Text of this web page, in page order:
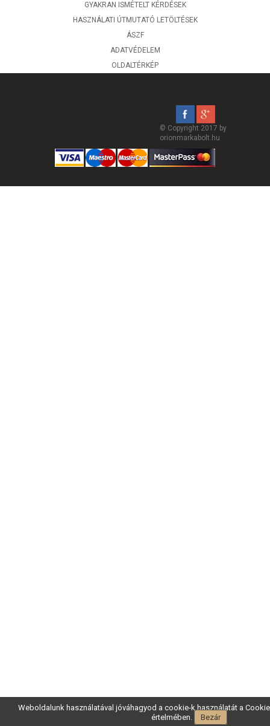
Weboldalunk használatával jóváhagyod a cookie-k használatát a
értelmében.
Bezár
GYAKRAN ISMÉTELT KÉRDÉSEK
HASZNÁLATI ÚTMUTATÓ LETÖLTÉSEK
ÁSZF
ADATVÉDELEM
OLDALTÉRKÉP
© Copyright 2017 by
orionmarkabolt.hu